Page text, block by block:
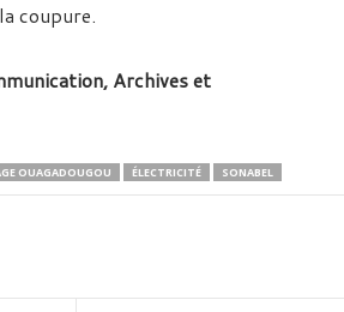
coupure.
Archives et
OUAGADOUGOU ÉLECTRICITÉ SONABEL